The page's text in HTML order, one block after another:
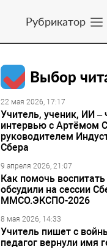
Рубрикатор
Выбор
22 мая 2026, 17:17
Учитель, ученик, ИИ –
интервью с Артёмом
руководителем
Сбера
9 апреля 2026, 21:07
Как помочь
обсудили на сессии
ММСО.ЭКСПО-2026
8 мая 2026, 14:33
Учитель пишет с
педагог вернули имя